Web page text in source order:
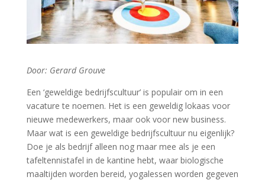
Door: Gerard Grouve
Een ‘geweldige bedrijfscultuur’ is populair om in een
vacature te noemen. Het is een geweldig lokaas voor
nieuwe medewerkers, maar ook voor new business.
Maar wat is een geweldige bedrijfscultuur nu eigenlijk?
Doe je als bedrijf alleen nog maar mee als je een
tafeltennistafel in de kantine hebt, waar biologische
maaltijden worden bereid, yogalessen worden gegeven